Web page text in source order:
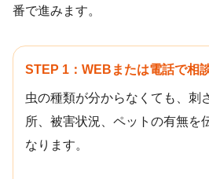
番で進みます。
STEP 1：WEBまたは電話で相
虫の種類が分からなくても、刺
所、被害状況、ペットの有無を
なります。